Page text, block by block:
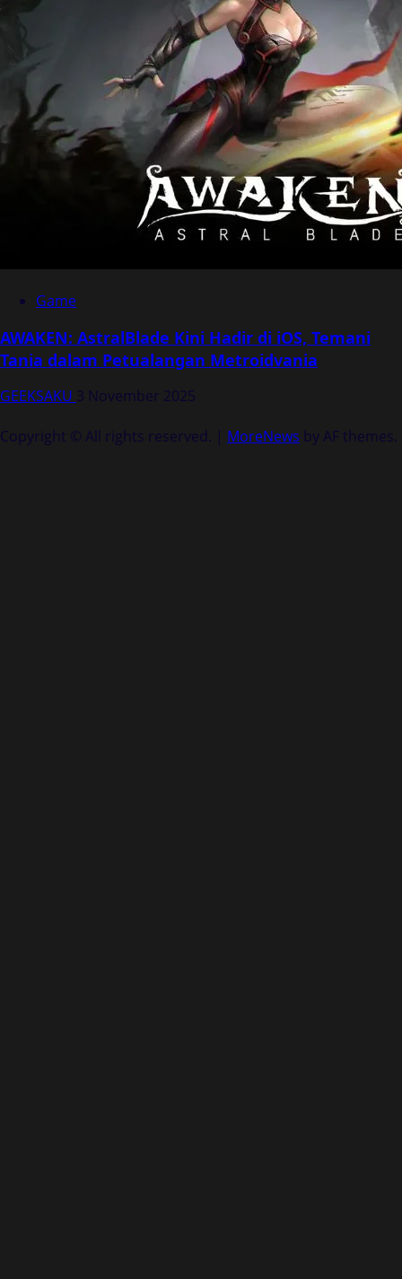
Game
AWAKEN: AstralBlade Kini Hadir di iOS, Temani
Tania dalam Petualangan Metroidvania
GEEKSAKU 3 November 2025
Copyright © All rights reserved. | MoreNews by AF themes.